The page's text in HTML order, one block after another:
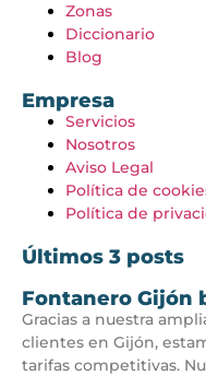
Zonas
Diccionario
Blog
Empresa
Servicios
Nosotros
Aviso Legal
Política de
Política de
Últimos 3 posts
Fontanero Gijón
Gracias a nuestra
clientes en Gijón,
tarifas competitivas.